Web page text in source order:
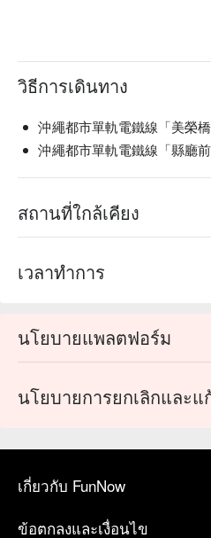
วิธีการเดินทาง
沖繩都市單軌電鐵線「美榮橋
沖繩都市單軌電鐵線「縣廳前
สถานที่ใกล้เคียง
เวลาทำการ
นโยบายแพลตฟอร์ม
นโยบายการยกเลิกและแ
เกี่ยวกับ FunNow
ข้อตกลงและเงื่อนไข